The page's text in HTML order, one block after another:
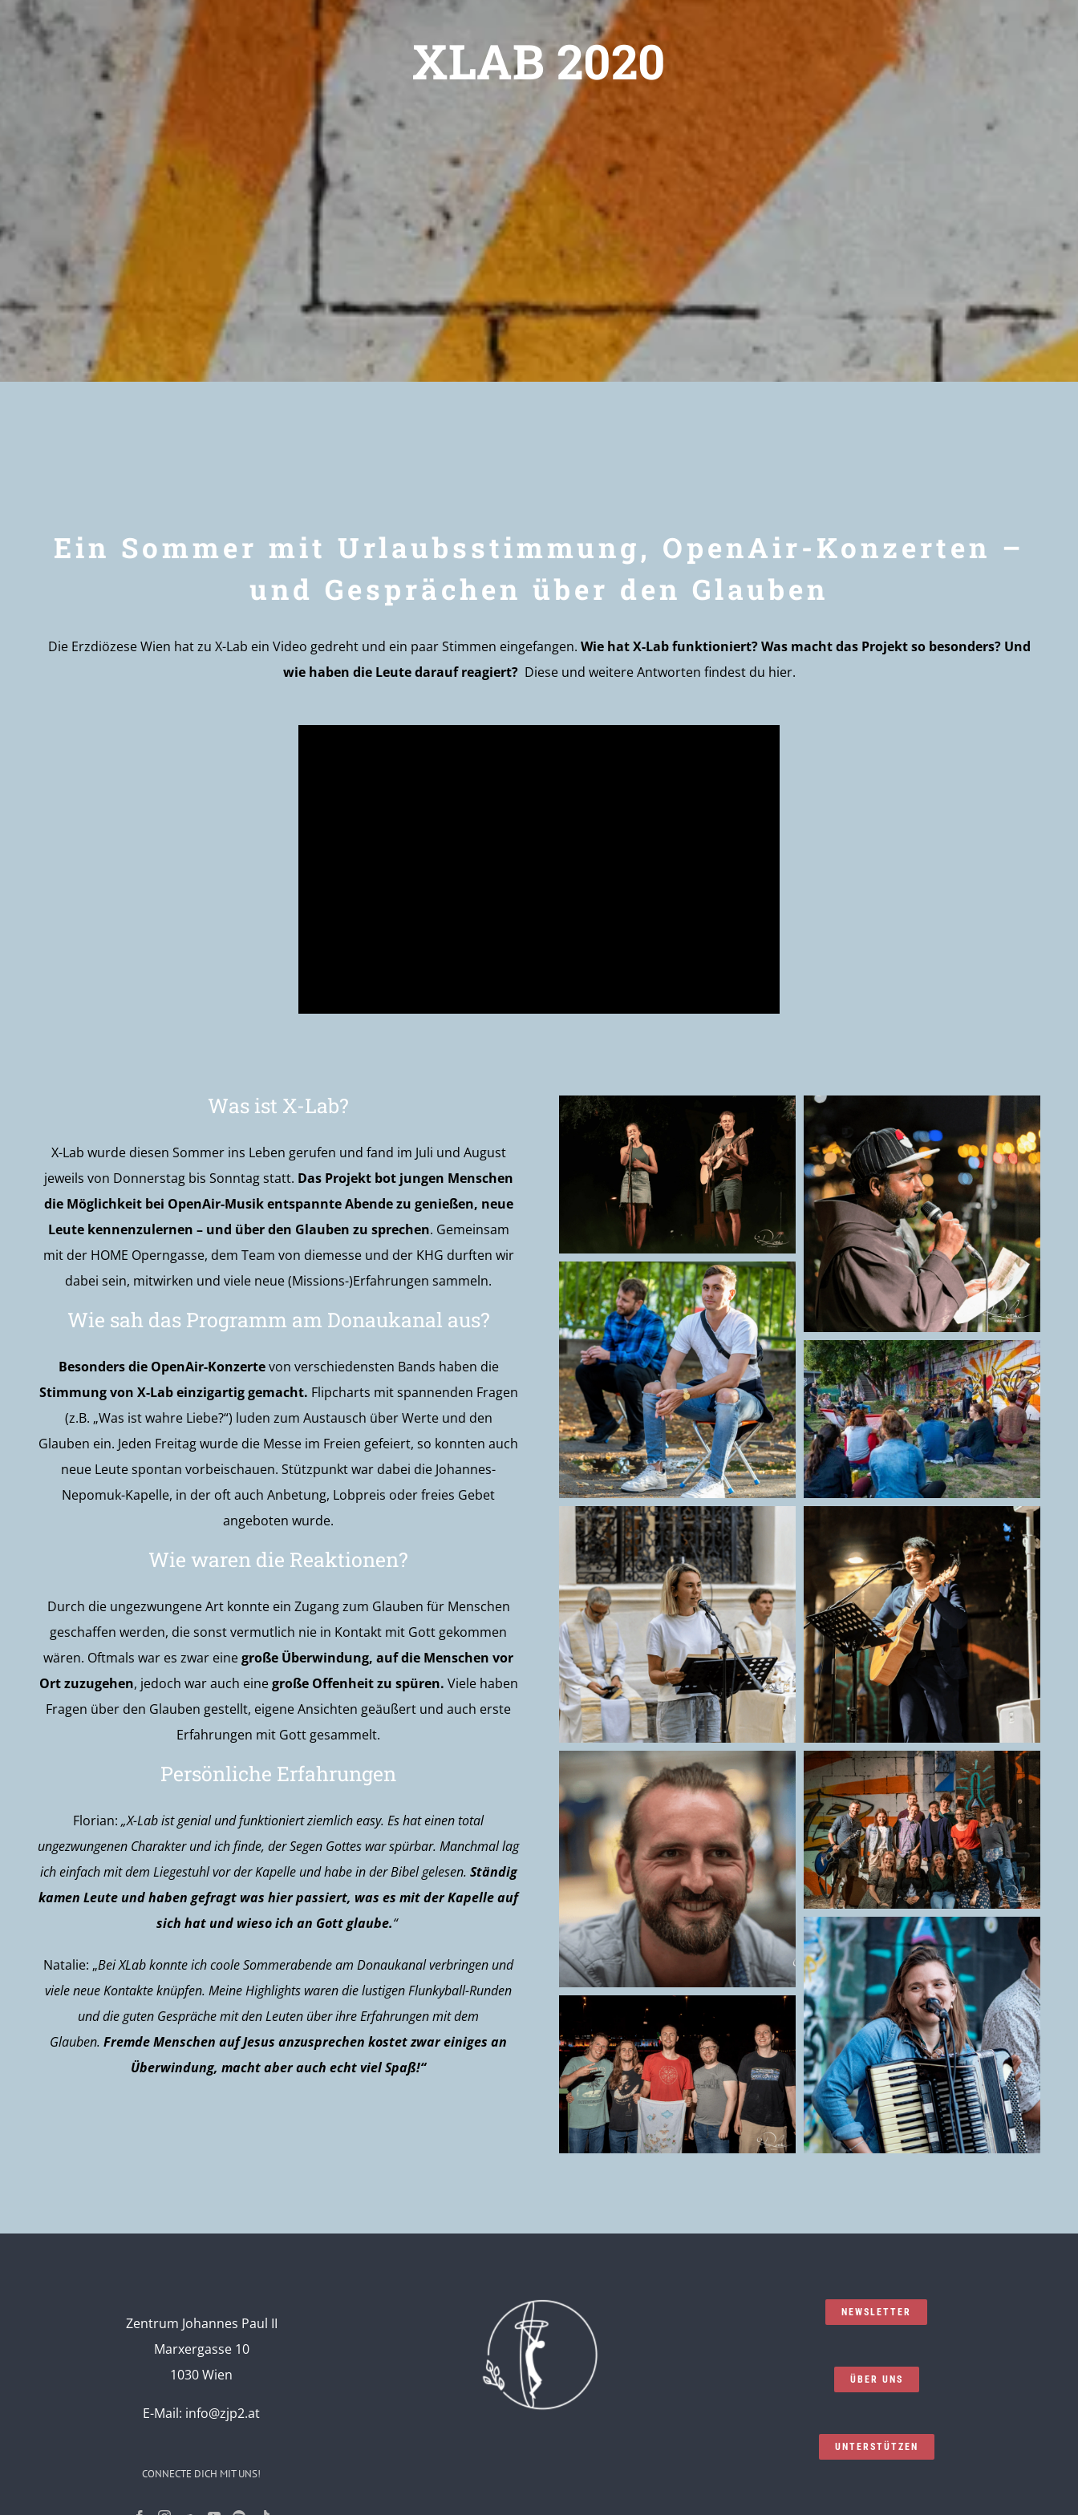
XLAB 2020
Ein Sommer mit Urlaubsstimmung, OpenAir-Konzerten –
und Gesprächen über den Glauben
Die Erzdiözese Wien hat zu X-Lab ein Video gedreht und ein paar Stimmen eingefangen. Wie hat X-Lab funktioniert? Was macht das Projekt so besonders? Und
wie haben die Leute darauf reagiert?Diese und weitere Antworten findest du hier.
Was ist X-Lab?
X-Lab wurde diesen Sommer ins Leben gerufen und fand im Juli und August
jeweils von Donnerstag bis Sonntag statt. Das Projekt bot jungen Menschen
die Möglichkeit bei OpenAir-Musik entspannte Abende zu genießen, neue
Leute kennenzulernen – und über den Glauben zu sprechen. Gemeinsam
mit der HOME Operngasse, dem Team von diemesse und der KHG durften wir
dabei sein, mitwirken und viele neue (Missions-)Erfahrungen sammeln.
Wie sah das Programm am Donaukanal aus?
Besonders die OpenAir-Konzertevon verschiedensten Bands haben die
Stimmung von X-Lab einzigartig gemacht. Flipcharts mit spannenden Fragen
(z.B. „Was ist wahre Liebe?“) luden zum Austausch über Werte und den
Glauben ein. Jeden Freitag wurde die Messe im Freien gefeiert, so konnten auch
neue Leute spontan vorbeischauen. Stützpunkt war dabei die Johannes-
Nepomuk-Kapelle, in der oft auch Anbetung, Lobpreis oder freies Gebet
angeboten wurde.
Wie waren die Reaktionen?
Durch die ungezwungene Art konnte ein Zugang zum Glauben für Menschen
geschaffen werden, die sonst vermutlich nie in Kontakt mit Gott gekommen
wären. Oftmals war es zwar einegroße Überwindung, auf die Menschen vor
Ort zuzugehen, jedoch war auch einegroße Offenheit zu spüren. Viele haben
Fragen über den Glauben gestellt, eigene Ansichten geäußert und auch erste
Erfahrungen mit Gott gesammelt.
Persönliche Erfahrungen
Florian: „X-Lab ist genial und funktioniert ziemlich easy. Es hat einen total
ungezwungenen Charakter und ich finde, der Segen Gottes war spürbar. Manchmal lag
ich einfach mit dem Liegestuhl vor der Kapelle und habe in der Bibel gelesen. Ständig
kamen Leute und haben gefragt was hier passiert, was es mit der Kapelle auf
sich hat und wieso ich an Gott glaube.“
Natalie: „Bei XLab konnte ich coole Sommerabende am Donaukanal verbringen und
viele neue Kontakte knüpfen. Meine Highlights waren die lustigen Flunkyball-Runden
und die guten Gespräche mit den Leuten über ihre Erfahrungen mit dem
Glauben. Fremde Menschen auf Jesus anzusprechen kostet zwar einiges an
Überwindung, macht aber auch echt viel Spaß!“
Zentrum Johannes Paul II
Marxergasse 10
1030 Wien
E-Mail: info@zjp2.at
CONNECTE DICH MIT UNS!
NEWSLETTER
ÜBER UNS
UNTERSTÜTZEN